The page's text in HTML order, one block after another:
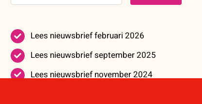
Lees nieuwsbrief februari 2026
Lees nieuwsbrief september 2025
Lees nieuwsbrief november 2024